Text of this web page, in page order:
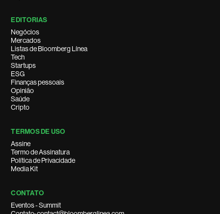
EDITORIAS
Negócios
Mercados
Listas de Bloomberg Línea
Tech
Startups
ESG
Finanças pessoais
Opinião
Saúde
Cripto
TERMOS DE USO
Assine
Termo de Assinatura
Política de Privacidade
Media Kit
CONTATO
Eventos - Summit